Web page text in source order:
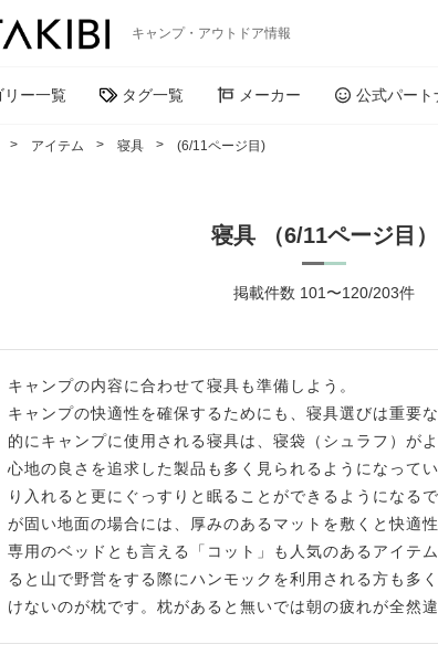
キャンプ・アウトドア情報
リー一覧 タグ一覧 メーカー 公式パート
アイテム 寝具 (6/11ページ目)
寝具 （6/11ページ目）
掲載件数 101〜120/203件
キャンプの内容に合わせて寝具も準備しよう。
キャンプの快適性を確保するためにも、寝具選びは重要
的にキャンプに使用される寝具は、寝袋（シュラフ）が
心地の良さを追求した製品も多く見られるようになって
り入れると更にぐっすりと眠ることができるようになる
が固い地面の場合には、厚みのあるマットを敷くと快適
専用のベッドとも言える「コット」も人気のあるアイテ
ると山で野営をする際にハンモックを利用される方も多
けないのが枕です。枕があると無いでは朝の疲れが全然違